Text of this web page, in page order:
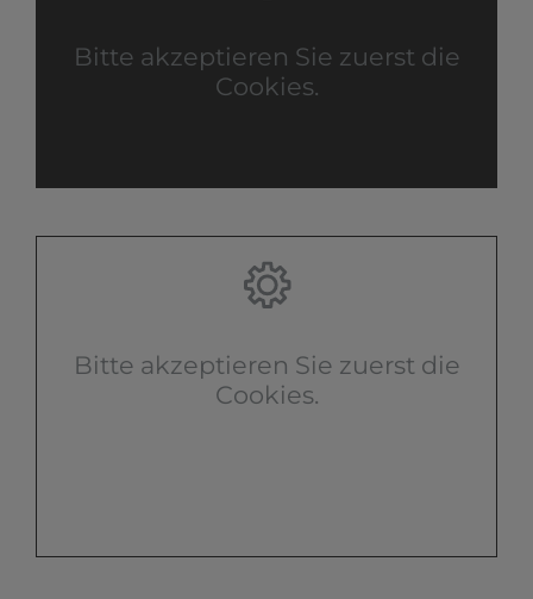
Bitte akzeptieren Sie zuerst die
Cookies.
Bitte akzeptieren Sie zuerst die
Cookies.